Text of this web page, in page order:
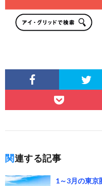
関連する記事
1～3月の東京